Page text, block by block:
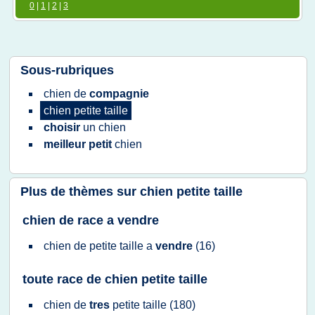
0
1 2 3
Sous-rubriques
chien de compagnie
chien petite taille
choisir un chien
meilleur petit chien
Plus de thèmes sur chien petite taille
chien de race a vendre
chien de petite taille a vendre (16)
toute race de chien petite taille
chien de tres petite taille (180)